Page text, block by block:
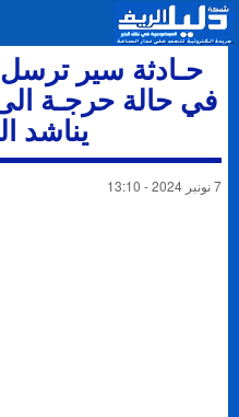
حـادثة سير
في حالة حرجـة
يناشد
7 نونبر 2024 - 13:10